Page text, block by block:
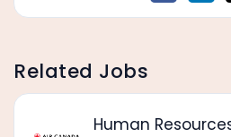
Related Jobs
Human